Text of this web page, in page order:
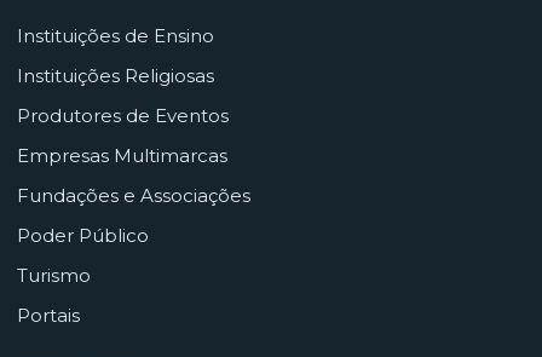
Instituições de Ensino
Instituições Religiosas
Produtores de Eventos
Empresas Multimarcas
Fundações e Associações
Poder Público
Turismo
Portais